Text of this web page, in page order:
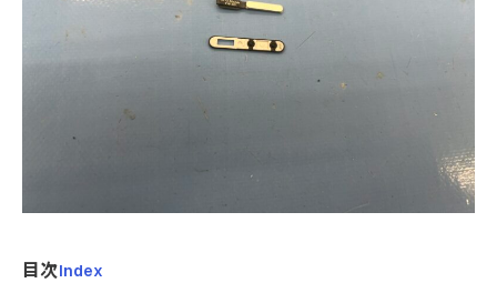
目次Index